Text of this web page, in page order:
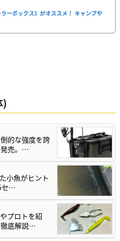
ーボックス》がオススメ！ キャンプや
)
的な強度を誇
発売。…
小魚がヒント
セ…
プロトを紹
徹底解説…